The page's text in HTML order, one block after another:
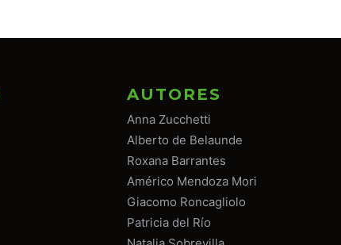
AUTORES
Anna Zucchetti
Alberto de Belaunde
Roxana Barrantes
Américo Mendoza Mori
Giacomo Roncagliolo
Patricia del Río